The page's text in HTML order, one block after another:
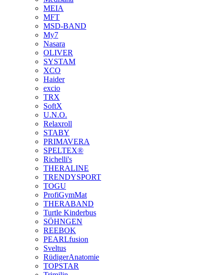
MEIA
MFT
MSD-BAND
My7
Nasara
OLIVER
SYSTAM
XCO
Haider
excio
TRX
SoftX
U.N.O.
Relaxroll
STABY
PRIMAVERA
SPELTEX®
Richelli's
THERALINE
TRENDYSPORT
TOGU
ProfiGymMat
THERABAND
Turtle Kinderbus
SÖHNGEN
REEBOK
PEARLfusion
Sveltus
RüdigerAnatomie
TOPSTAR